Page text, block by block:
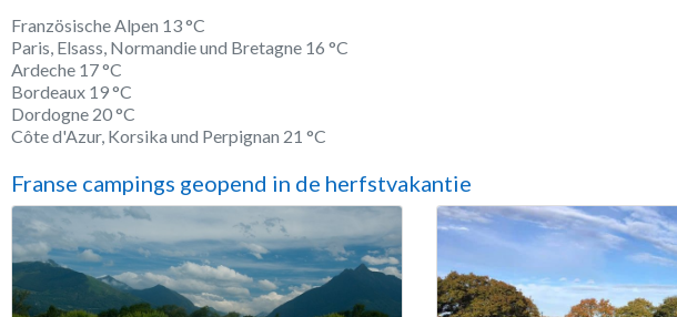
Französische Alpen 13 °C
Paris, Elsass, Normandie und Bretagne 16 °C
Ardeche 17 °C
Bordeaux 19 °C
Dordogne 20 °C
Côte d'Azur, Korsika und Perpignan 21 °C
Franse campings geopend in de herfstvakantie